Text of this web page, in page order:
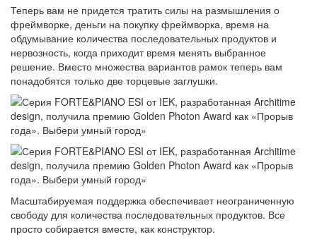
Теперь вам не придется тратить силы на размышления о
фреймворке, деньги на покупку фреймворка, время на
обдумывание количества последовательных продуктов и
нервозность, когда приходит время менять выбранное
решение. Вместо множества вариантов рамок теперь вам
понадобятся только две торцевые заглушки.
Масштабируемая поддержка обеспечивает неограниченную
свободу для количества последовательных продуктов. Все
просто собирается вместе, как конструктор.